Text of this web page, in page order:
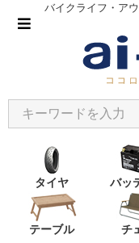
バイクライフ・ア
タイヤ バッ
テーブル チ